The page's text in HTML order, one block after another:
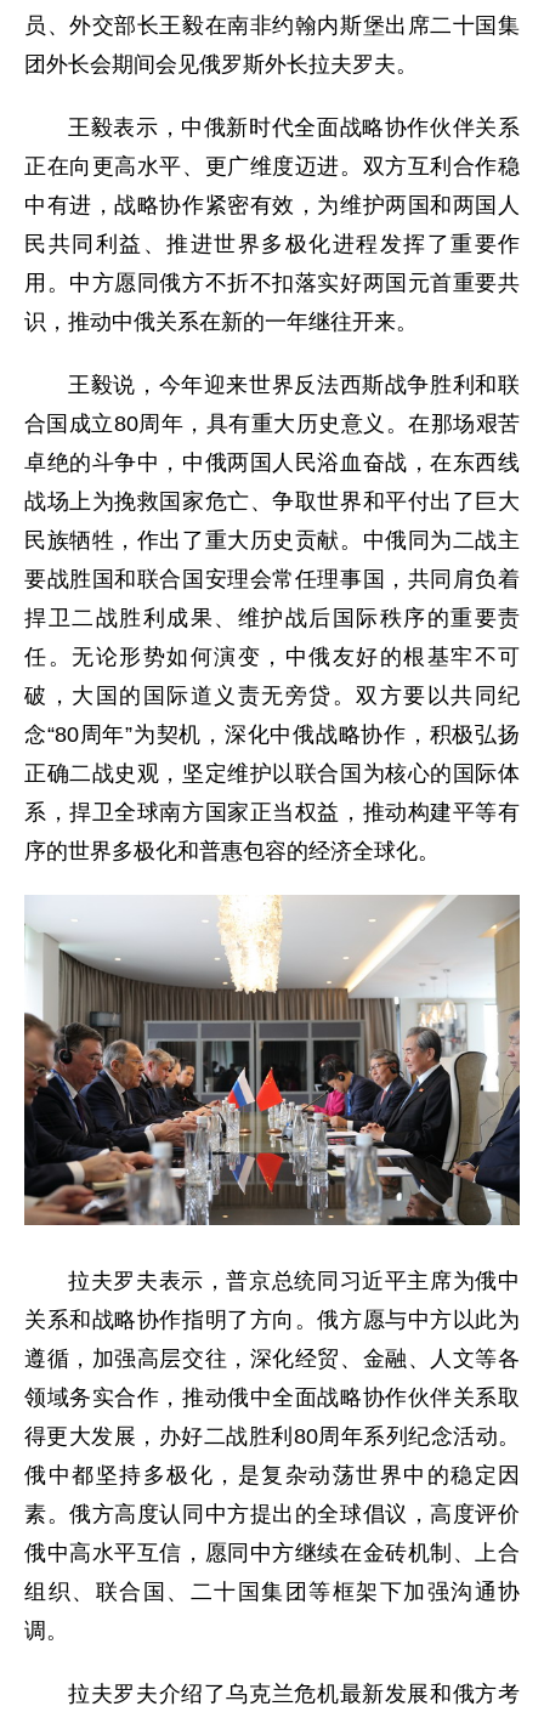
员、外交部长王毅在南非约翰内斯堡出席二十国集
团外长会期间会见俄罗斯外长拉夫罗夫。
王毅表示，中俄新时代全面战略协作伙伴关系
正在向更高水平、更广维度迈进。双方互利合作稳
中有进，战略协作紧密有效，为维护两国和两国人
民共同利益、推进世界多极化进程发挥了重要作
用。中方愿同俄方不折不扣落实好两国元首重要共
识，推动中俄关系在新的一年继往开来。
王毅说，今年迎来世界反法西斯战争胜利和联
合国成立80周年，具有重大历史意义。在那场艰苦
卓绝的斗争中，中俄两国人民浴血奋战，在东西线
战场上为挽救国家危亡、争取世界和平付出了巨大
民族牺牲，作出了重大历史贡献。中俄同为二战主
要战胜国和联合国安理会常任理事国，共同肩负着
捍卫二战胜利成果、维护战后国际秩序的重要责
任。无论形势如何演变，中俄友好的根基牢不可
破，大国的国际道义责无旁贷。双方要以共同纪
念“80周年”为契机，深化中俄战略协作，积极弘扬
正确二战史观，坚定维护以联合国为核心的国际体
系，捍卫全球南方国家正当权益，推动构建平等有
序的世界多极化和普惠包容的经济全球化。
拉夫罗夫表示，普京总统同习近平主席为俄中
关系和战略协作指明了方向。俄方愿与中方以此为
遵循，加强高层交往，深化经贸、金融、人文等各
领域务实合作，推动俄中全面战略协作伙伴关系取
得更大发展，办好二战胜利80周年系列纪念活动。
俄中都坚持多极化，是复杂动荡世界中的稳定因
素。俄方高度认同中方提出的全球倡议，高度评价
俄中高水平互信，愿同中方继续在金砖机制、上合
组织、联合国、二十国集团等框架下加强沟通协
调。
拉夫罗夫介绍了乌克兰危机最新发展和俄方考